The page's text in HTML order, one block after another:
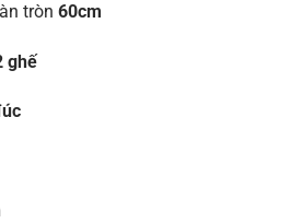
tròn 60cm
ghế